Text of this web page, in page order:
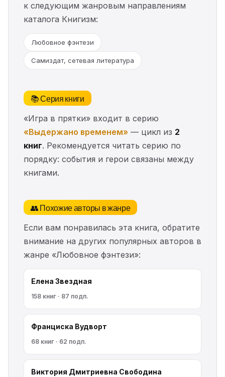
к следующим жанровым направлениям
каталога Книгизм:
Любовное фэнтези
Самиздат, сетевая литература
📚 Серия книги
«Игра в прятки» входит в серию
«Выдержано временем» — цикл из 2
книг. Рекомендуется читать серию по
порядку: события и герои связаны между
книгами.
👥 Похожие авторы в жанре
Если вам понравилась эта книга, обратите
внимание на других популярных авторов в
жанре «Любовное фэнтези»:
Елена Звездная
158 книг · 87 подп.
Франциска Вудворт
68 книг · 62 подп.
Виктория Дмитриевна Свободина